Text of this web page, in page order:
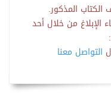
الكتاب المذكور.
الإبلاغ من خلال أحد
التواصل معنا